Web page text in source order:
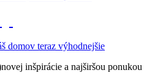
domov teraz výhodnejšie
inšpirácie a najširšou ponukou